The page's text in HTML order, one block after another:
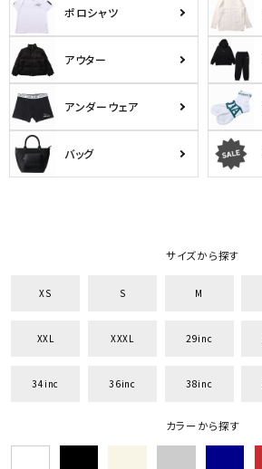
ポロシャツ
アウター
アンダーウェア
バッグ
サイズから探す
XS S M
XXL XXXL 29inc
34inc 36inc 38inc
カラーから探す